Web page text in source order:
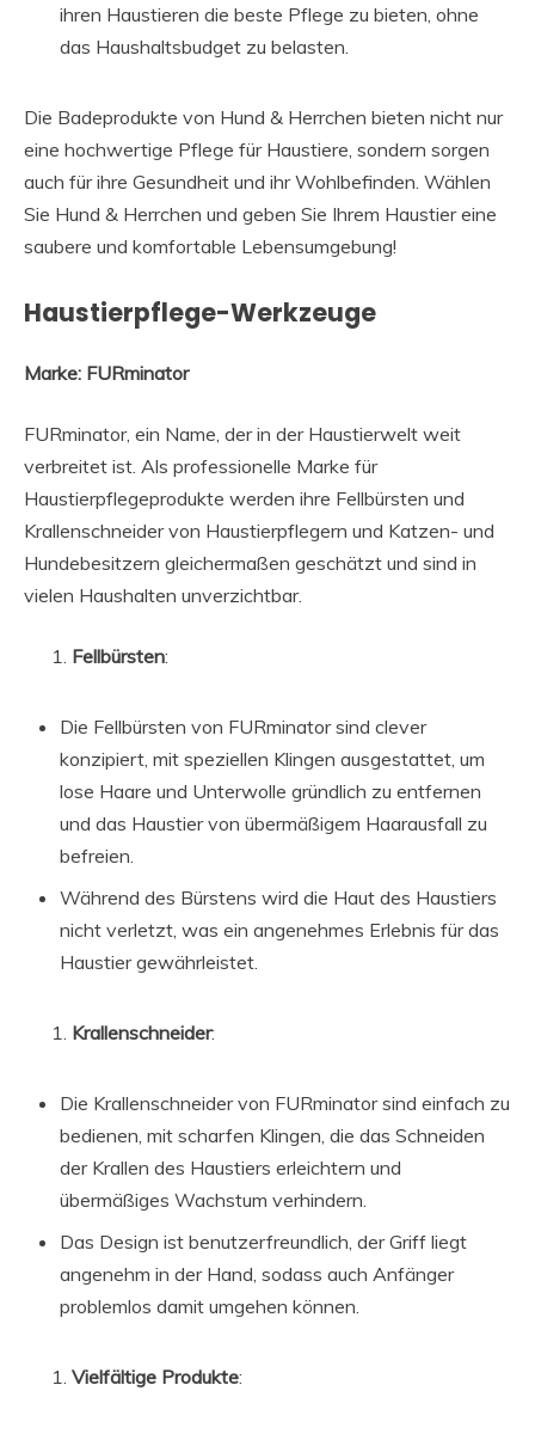
ihren Haustieren die beste Pflege zu bieten, ohne
das Haushaltsbudget zu belasten.
Die Badeprodukte von Hund & Herrchen bieten nicht nur
eine hochwertige Pflege für Haustiere, sondern sorgen
auch für ihre Gesundheit und ihr Wohlbefinden. Wählen
Sie Hund & Herrchen und geben Sie Ihrem Haustier eine
saubere und komfortable Lebensumgebung!
Haustierpflege-Werkzeuge
Marke: FURminator
FURminator, ein Name, der in der Haustierwelt weit
verbreitet ist. Als professionelle Marke für
Haustierpflegeprodukte werden ihre Fellbürsten und
Krallenschneider von Haustierpflegern und Katzen- und
Hundebesitzern gleichermaßen geschätzt und sind in
vielen Haushalten unverzichtbar.
Fellbürsten:
Die Fellbürsten von FURminator sind clever
konzipiert, mit speziellen Klingen ausgestattet, um
lose Haare und Unterwolle gründlich zu entfernen
und das Haustier von übermäßigem Haarausfall zu
befreien.
Während des Bürstens wird die Haut des Haustiers
nicht verletzt, was ein angenehmes Erlebnis für das
Haustier gewährleistet.
Krallenschneider:
Die Krallenschneider von FURminator sind einfach zu
bedienen, mit scharfen Klingen, die das Schneiden
der Krallen des Haustiers erleichtern und
übermäßiges Wachstum verhindern.
Das Design ist benutzerfreundlich, der Griff liegt
angenehm in der Hand, sodass auch Anfänger
problemlos damit umgehen können.
Vielfältige Produkte: